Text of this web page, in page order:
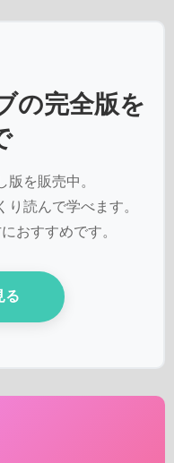
の完全版を
版を販売中。
読んで学べます。
おすすめです。
る